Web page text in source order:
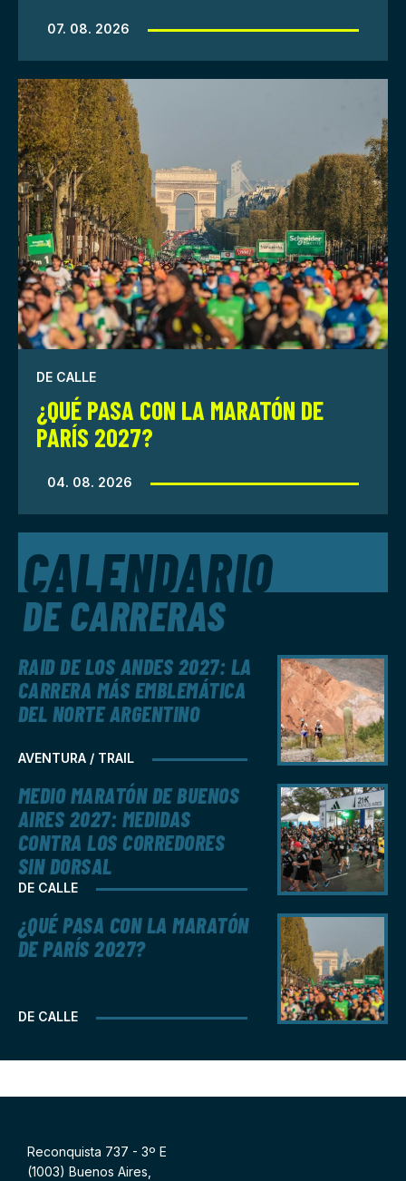
07. 08. 2026
DE CALLE
¿QUÉ PASA CON LA MARATÓN DE
PARÍS 2027?
04. 08. 2026
CALENDARIO
DE CARRERAS
AVENTURA / TRAIL
RAID DE LOS ANDES 2027: LA
CARRERA MÁS EMBLEMÁTICA
DEL NORTE ARGENTINO
DE CALLE
MEDIO MARATÓN DE BUENOS
AIRES 2027: MEDIDAS
CONTRA LOS CORREDORES
SIN DORSAL
DE CALLE
¿QUÉ PASA CON LA MARATÓN
DE PARÍS 2027?
Reconquista 737 - 3º E
(1003) Buenos Aires,